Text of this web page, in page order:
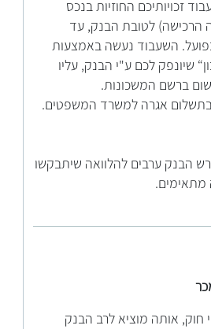
זכויותיכם החוזיות בנכס
הרכישה) לטובת הבנק, עד
השעבוד נעשה באמצעות
שיונפק לכם ע"י הבנק, עליו
ברשם המשכונות.
בתשלום אגרה למשרד המשפטים.
הבנק ערבים להלוואה שיתבקשו
מתאימים.
חוק, אותה מוציא לרב הבנק